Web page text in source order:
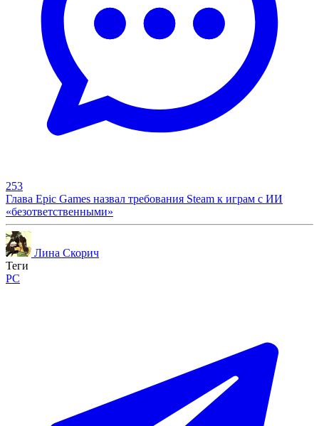
253
Глава Epic Games назвал требования Steam к играм с ИИ
«безответственными»
Лина Скорич
Теги
PC